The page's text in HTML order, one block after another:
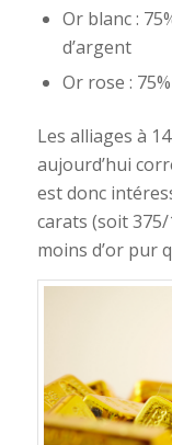
Or blanc :
d’argent
Or rose :
Les alliages à
aujourd’hui
est donc
carats (soit
moins d’or pur